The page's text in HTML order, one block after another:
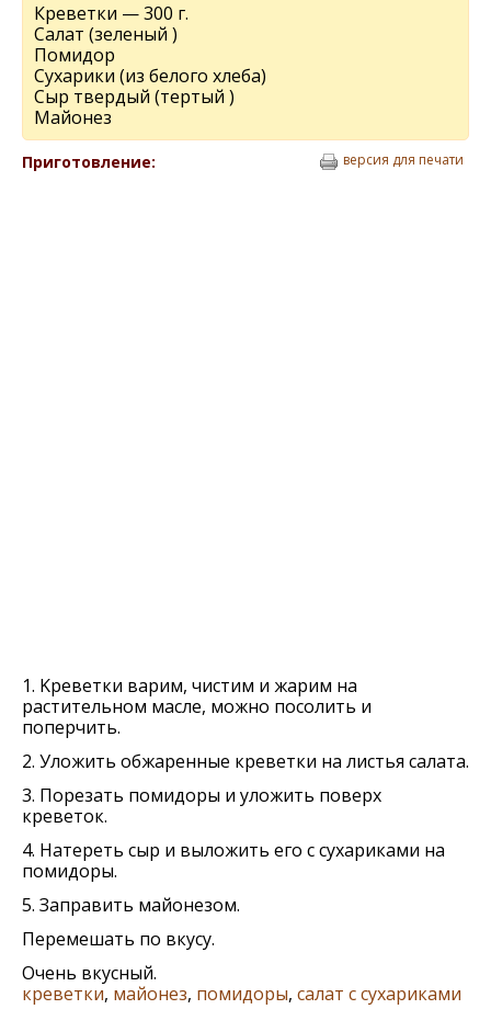
Креветки — 300 г.
Салат (зеленый )
Помидор
Сухарики (из белого хлеба)
Сыр твердый (тертый )
Майонез
Приготовление: версия для печати
1. Kреветки варим, чистим и жарим на
растительном масле, можно посолить и
поперчить.
2. Уложить обжаренные креветки на листья салата.
3. Порезать помидоры и уложить поверх
креветок.
4. Натереть сыр и выложить его с сухариками на
помидоры.
5. Заправить майонезом.
Перемешать по вкусу.
Очень вкусный.
креветки, майонез, помидоры, салат с сухариками